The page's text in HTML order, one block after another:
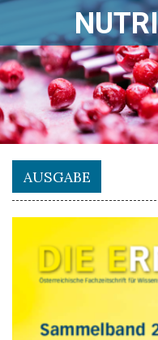
AUSGABE